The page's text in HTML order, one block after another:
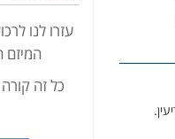
עזרו לנו
המיזם
כל זה